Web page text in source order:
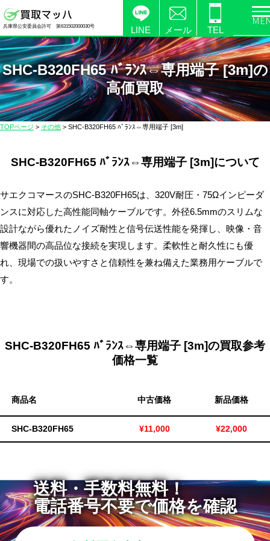
製
品
の
高
価
買
ら
取
マ
ッ
ハ】
料
ー
ド
兵庫県公安委員会許可 第631502000030号 LINE メール TEL
SHC-B320FH65 ﾊﾞﾗﾝｽ⇔専用端子 [3m]の
高価買取
TOPページ > その他 > SHC-B320FH65 ﾊﾞﾗﾝｽ⇔専用端子 [3m]
SHC-B320FH65 ﾊﾞﾗﾝｽ⇔専用端子 [3m]について
サエクコマースのSHC-B320FH65は、320V耐圧・75Ωインピーダ
ンスに対応した高性能同軸ケーブルです。外径6.5mmのスリムな
設計ながら優れたノイズ耐性と信号伝送性能を発揮し、映像・音
響機器間の高品位な接続を実現します。柔軟性と耐久性にも優
れ、現場での扱いやすさと信頼性を兼ね備えた業務用ケーブルで
す。
SHC-B320FH65 ﾊﾞﾗﾝｽ⇔専用端子 [3m]の買取参考
価格一覧
商品名 中古価格 新品価格
SHC-B320FH65 ¥11,000 ¥22,000
送料・手数料無料！
電話番号不要で価格を確認